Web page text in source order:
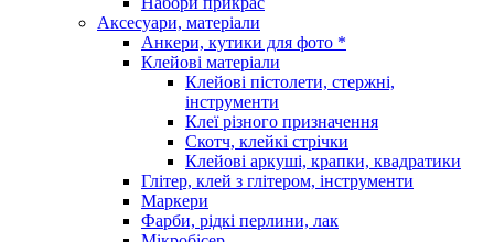
Аксесуари, матеріали
Анкери, кутики для фото *
Клейові матеріали
Клейові пістолети, стержні,
інструменти
Клеї різного призначення
Скотч, клейкі стрічки
Клейові аркуші, крапки, квадратики
Глітер, клей з глітером, інструменти
Маркери
Фарби, рідкі перлини, лак